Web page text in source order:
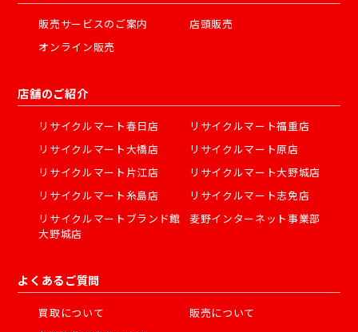
販売サービスのご案内
店頭販売
オンライン販売
店舗のご紹介
リサイクルマート春日店
リサイクルマート福重店
リサイクルマート大橋店
リサイクルマート原店
リサイクルマート片江店
リサイクルマート大野城店
リサイクルマート糸島店
リサイクルマート志免店
リサイクルマートブランド館
大野城店
麦野インターネット事業部
よくあるご質問
買取について
販売について